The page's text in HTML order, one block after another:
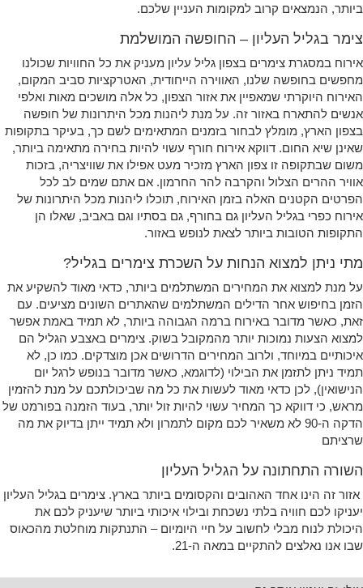
ביותר, הנמצאים קרוב למקומות העניין שלכם.
צימר בגליל העליון – החופשה המושלמת
אירוח במסגרת צימרים בצפון גליל עליון מעניק את כל החוויות שכולנו
מחפשים בחופשה שלנו, האווירה הייחודית, האטרקציות סביב המקום,
האירוח היוקרתי שמאפיין את אזור הצפון, כל אלה מושכים מאות ואלפי
אנשים להתארח באזור זה. על מנת ליהנות מכל היתרונות של חופשה
בצפון הארץ, מומלץ לבחור בזמנים המתאימים לשם כך, בעיקר בתקופות
שאינן שיא החום. דווקא אירוח חורף עשוי להיות בחירה מתאימה ביותר,
משום שבתקופה זו צפון הארץ מזכיר מעט אפילו את שוויצריה, בזכות
אוויר ההרים הצלול והקרבה להר החרמון. אם אתם שמים לב לכל
הפרטים הקטנים האלה בזמן האירוח, תוכלו ליהנות מכל היתרונות של
אירוח כפרי בגליל העליון גם בחורף, גם בסתיו וגם באביב, שאלו הן
התקופות הטובות ביותר לצאת לנופש באזור.
מתי ניתן למצוא הנחות על השכרת צימרים בגליל?
על מנת למצוא את המחירים המשתלמים ביותר, כדאי מאוד להשקיע את
הזמן בחיפוש אחר הדילים המשתלמים שהאתרים השונים מציעים. עם
זאת, כאשר מדובר באירוח ברמה הגבוהה ביותר, לא תמיד באמת אפשר
למצוא הצעות נמוכות יותר מהמקובל בשוק. צימרים באצבע הגליל הם
איכותיים במיוחד, ולרוב המחירים הדרושים אכן מוצדקים. כמו כן, לא
תמיד ניתן לתזמן את הבילוי (לדוגמא, כאשר מדובר בנופש לרגל יום
הנישואין), לכן כדאי מאוד לעשות את כל מה שביכולתכם על מנת להזמין
מראש, כי דווקא כך המחיר עשוי להיות זול יותר, בעוד הזמנה בפורמט של
הדקה ה-90 לא משאיר לכם מקום לתמרון ולא תמיד ייתן בדיוק את מה
שרציתם
השורה התחתונה על הגליל העליון
אזור זה הינו אחד האהובים והקסומים ביותר בארץ. צימרים בגליל העליון
יעניקו לכם חוויה בלתי נשכחת ובילוי איכותי ביותר שיעניק לכם את
היכולת לנוח מבלי לחשוב על חיי היומיום – התנתקות מוחלטת מהכאוס
שבו אנו נאלצים להתקיים במאה ה-21.